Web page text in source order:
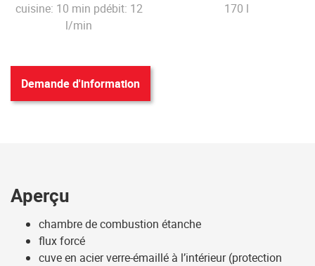
cuisine: 10 min pdébit: 12
l/min
170 l
Demande d'information
Aperçu
chambre de combustion étanche
flux forcé
cuve en acier verre-émaillé à l’intérieur (protection